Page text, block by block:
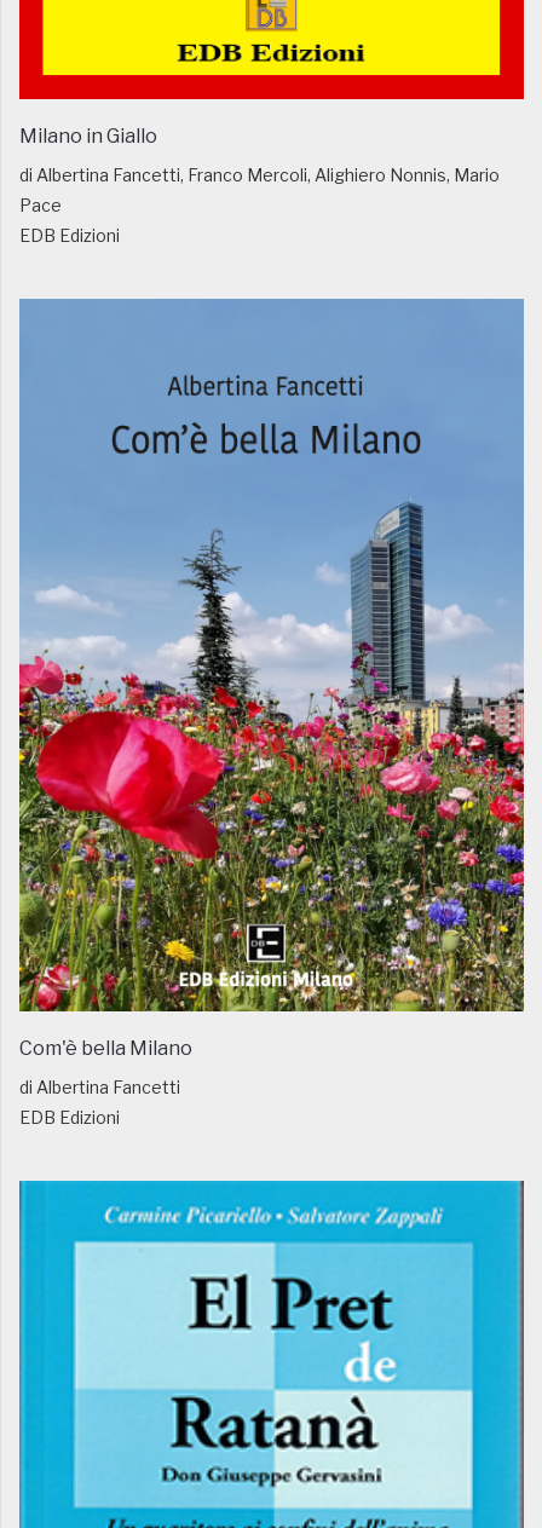
Milano in Giallo
di Albertina Fancetti, Franco Mercoli, Alighiero Nonnis, Mario
Pace
EDB Edizioni
Com'è bella Milano
di Albertina Fancetti
EDB Edizioni